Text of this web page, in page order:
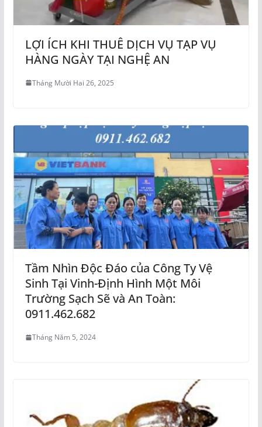
LỢI ÍCH KHI THUÊ DỊCH VỤ TẠP VỤ
HÀNG NGÀY TẠI NGHỆ AN
Tháng Mười Hai 26, 2025
Tầm Nhìn Độc Đáo của Công Ty Vệ
Sinh Tại Vinh-Định Hình Một Môi
Trường Sạch Sẽ và An Toàn:
0911.462.682
Tháng Năm 5, 2024